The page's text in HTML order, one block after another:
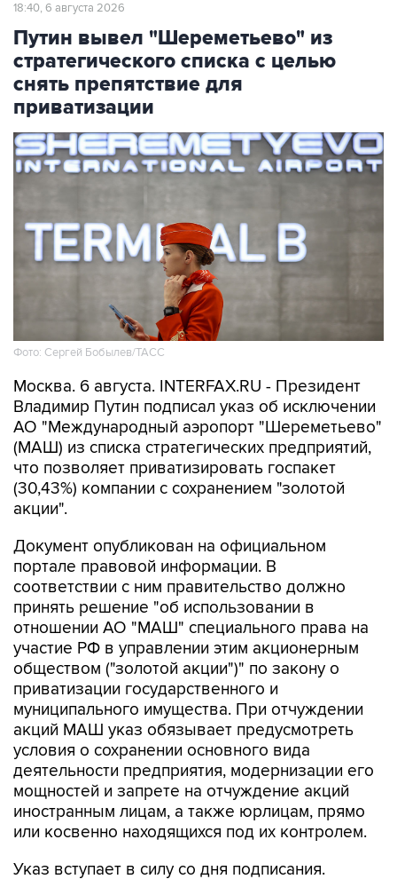
18:40, 6 августа 2026
Путин вывел "Шереметьево" из
стратегического списка с целью
снять препятствие для
приватизации
Фото: Сергей Бобылев/ТАСС
Москва. 6 августа. INTERFAX.RU - Президент
Владимир Путин подписал указ об исключении
АО "Международный аэропорт "Шереметьево"
(МАШ) из списка стратегических предприятий,
что позволяет приватизировать госпакет
(30,43%) компании с сохранением "золотой
акции".
Документ опубликован на официальном
портале правовой информации. В
соответствии с ним правительство должно
принять решение "об использовании в
отношении АО "МАШ" специального права на
участие РФ в управлении этим акционерным
обществом ("золотой акции")" по закону о
приватизации государственного и
муниципального имущества. При отчуждении
акций МАШ указ обязывает предусмотреть
условия о сохранении основного вида
деятельности предприятия, модернизации его
мощностей и запрете на отчуждение акций
иностранным лицам, а также юрлицам, прямо
или косвенно находящихся под их контролем.
Указ вступает в силу со дня подписания.